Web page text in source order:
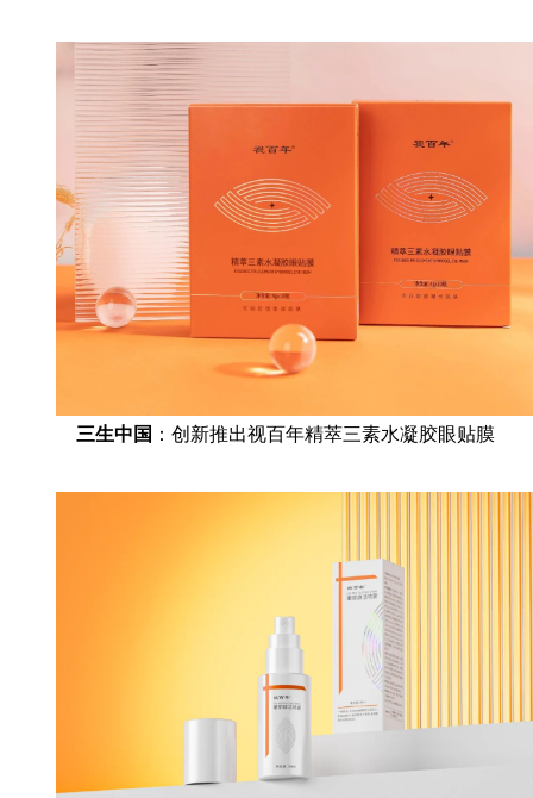
三生中国 ：创新推出视百年精萃三素水凝胶眼贴膜